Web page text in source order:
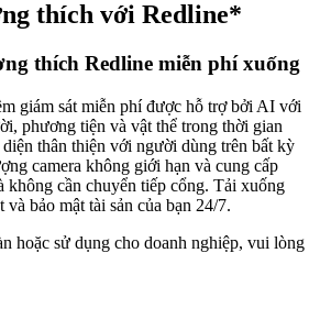
thích với Redline*
thích Redline miễn phí xuống
giám sát miễn phí được hỗ trợ bởi AI với
phương tiện và vật thể trong thời gian
thân thiện với người dùng trên bất kỳ
camera không giới hạn và cung cấp
không cần chuyển tiếp cổng. Tải xuống
bảo mật tài sản của bạn 24/7.
hoặc sử dụng cho doanh nghiệp, vui lòng